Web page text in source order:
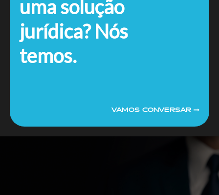
uma solução
jurídica? Nós
temos.
VAMOS CONVERSAR